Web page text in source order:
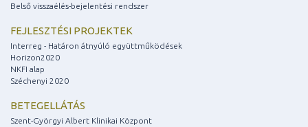
Belső visszaélés-bejelentési rendszer
FEJLESZTÉSI PROJEKTEK
Interreg - Határon átnyúló együttműködések
Horizon2020
NKFI alap
Széchenyi 2020
BETEGELLÁTÁS
Szent-Györgyi Albert Klinikai Központ